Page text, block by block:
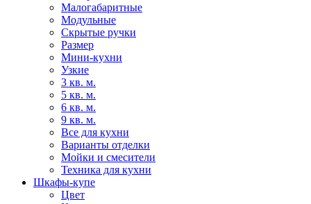
Малогабаритные
Модульные
Скрытые ручки
Размер
Мини-кухни
Узкие
3 кв. м.
5 кв. м.
6 кв. м.
9 кв. м.
Все для кухни
Варианты отделки
Мойки и смесители
Техника для кухни
Шкафы-купе
Цвет